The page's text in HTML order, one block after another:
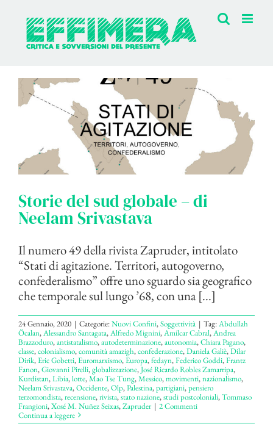
contenuto
Storie del sud globale – di
Neelam Srivastava
Il numero 49 della rivista Zapruder, intitolato
“Stati di agitazione. Territori, autogoverno,
confederalismo” offre uno sguardo sia geografico
che temporale sul lungo ’68, con una [...]
24 Gennaio, 2020 | Categorie:Nuovi Confini,Soggettività | Tag:Abdullah
Öcalan,Alessandro Santagata,Alfredo Mignini,Amilcar Cabral,Andrea
Brazzoduro,antistatalismo,autodeterminazione,autonomia,Chiara Pagano,
classe,colonialismo,comunità amazigh,confederazione,Daniela Galiè,Dilar
Dirik,Eric Gobetti,Euromarxismo,Europa,fedayn,Federico Goddi,Frantz
Fanon,Giovanni Pirelli,globalizzazione,José Ricardo Robles Zamarripa,
Kurdistan,Libia,lotte,Mao Tse Tung,Messico,movimenti,nazionalismo,
Neelam Srivastava,Occidente,Olp,Palestina,partigiani,pensiero
terzomondista,recensione,rivista,stato nazione,studi postcoloniali,Tommaso
Frangioni,Xosé M. Nuñez Seixas,Zapruder | 2 Commenti
Continua a leggere